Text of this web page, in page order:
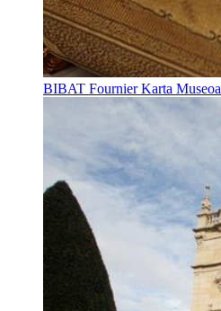
BIBAT Fournier Karta Museoa